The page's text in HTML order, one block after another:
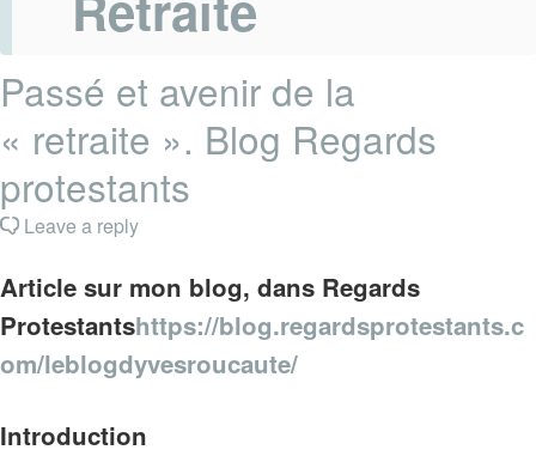
Passé et avenir de la
« retraite ». Blog Regards
protestants
Leave a reply
Article sur mon blog, dans Regards
Protestantshttps://blog.regardsprotestants.c
om/leblogdyvesroucaute/
Introduction